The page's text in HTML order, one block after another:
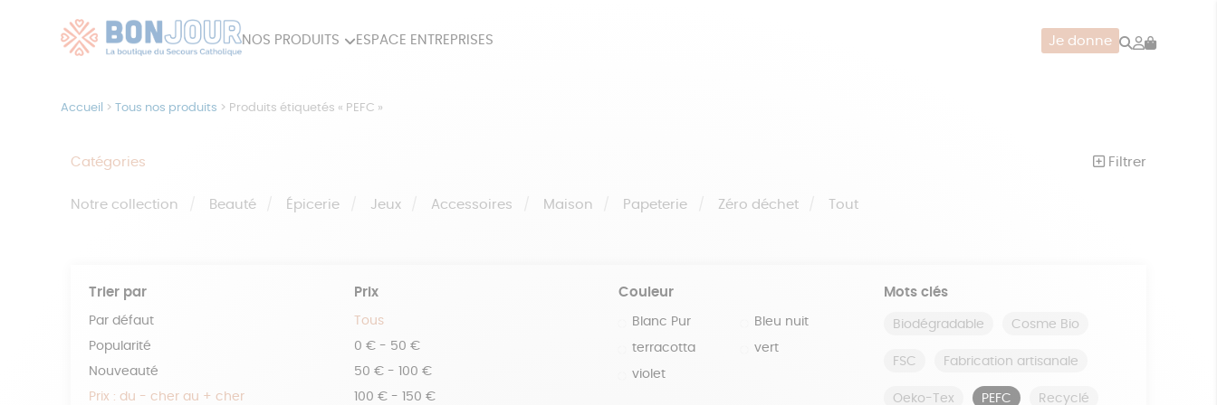
NOS PRODUITS ESPACE ENTREPRISES Je donne Rechercher
Mon
Accueil >Tous nos produits > Produits étiquetés « PEFC »
Catégories Filtrer
Notre collection Beauté Épicerie Jeux Accessoires Maison Papeterie Zéro déchet Tout
Trier par
Par défaut
Popularité
Nouveauté
Prix : du - cher au + cher
Prix
Tous
0 € - 50 €
50 € - 100 €
100 € - 150 €
Couleur
Blanc Pur Bleu nuit
terracotta vert
violet
Mots clés
Biodégradable Cosme Bio
FSC Fabrication artisanale
Oeko-Tex PEFC Recyclé